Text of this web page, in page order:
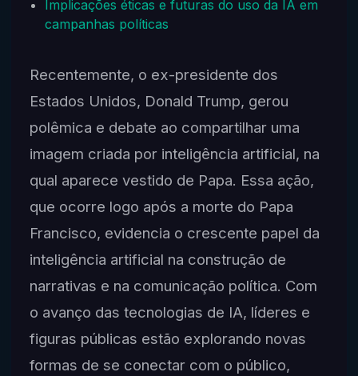
Implicações éticas e futuras do uso da IA em
campanhas políticas
Recentemente, o ex-presidente dos
Estados Unidos, Donald Trump, gerou
polêmica e debate ao compartilhar uma
imagem criada por inteligência artificial, na
qual aparece vestido de Papa. Essa ação,
que ocorre logo após a morte do Papa
Francisco, evidencia o crescente papel da
inteligência artificial na construção de
narrativas e na comunicação política. Com
o avanço das tecnologias de IA, líderes e
figuras públicas estão explorando novas
formas de se conectar com o público,